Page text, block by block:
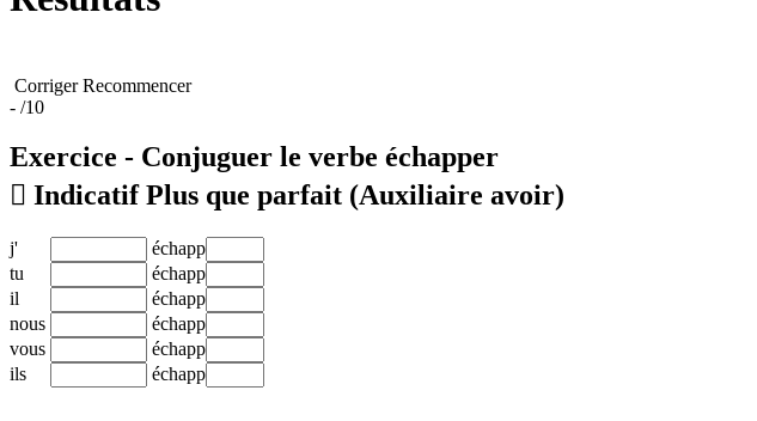
CorrigerRecommencer
- /10
Exercice - Conjuguer le verbe échapper
 Indicatif Plus que parfait (Auxiliaire avoir)
j'
échapp
tu
échapp
il
échapp
nous
échapp
vous
échapp
ils
échapp